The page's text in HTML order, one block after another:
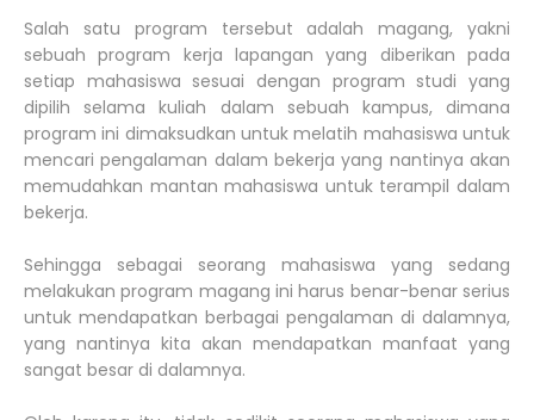
Salah satu program tersebut adalah magang, yakni
sebuah program kerja lapangan yang diberikan pada
setiap mahasiswa sesuai dengan program studi yang
dipilih selama kuliah dalam sebuah kampus, dimana
program ini dimaksudkan untuk melatih mahasiswa untuk
mencari pengalaman dalam bekerja yang nantinya akan
memudahkan mantan mahasiswa untuk terampil dalam
bekerja.
Sehingga sebagai seorang mahasiswa yang sedang
melakukan program magang ini harus benar-benar serius
untuk mendapatkan berbagai pengalaman di dalamnya,
yang nantinya kita akan mendapatkan manfaat yang
sangat besar di dalamnya.